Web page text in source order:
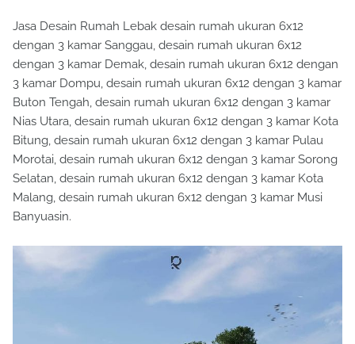
Jasa Desain Rumah Lebak desain rumah ukuran 6x12
dengan 3 kamar Sanggau, desain rumah ukuran 6x12
dengan 3 kamar Demak, desain rumah ukuran 6x12 dengan
3 kamar Dompu, desain rumah ukuran 6x12 dengan 3 kamar
Buton Tengah, desain rumah ukuran 6x12 dengan 3 kamar
Nias Utara, desain rumah ukuran 6x12 dengan 3 kamar Kota
Bitung, desain rumah ukuran 6x12 dengan 3 kamar Pulau
Morotai, desain rumah ukuran 6x12 dengan 3 kamar Sorong
Selatan, desain rumah ukuran 6x12 dengan 3 kamar Kota
Malang, desain rumah ukuran 6x12 dengan 3 kamar Musi
Banyuasin.